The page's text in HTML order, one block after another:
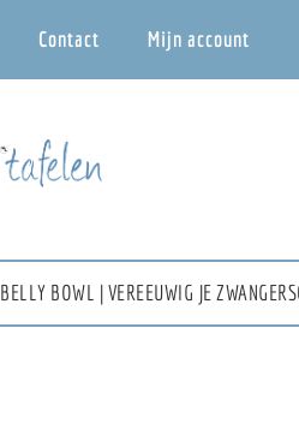
Contact Mijn account
BELLY BOWL | VEREEUWIG JE